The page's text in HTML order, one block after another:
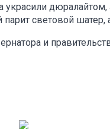
парит световой
и